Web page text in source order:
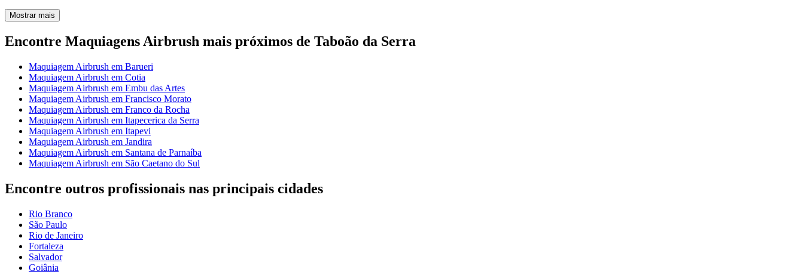
Mostrar mais
Encontre Maquiagens Airbrush mais próximos de Taboão da Serra
Maquiagem Airbrush em Barueri
Maquiagem Airbrush em Cotia
Maquiagem Airbrush em Embu das Artes
Maquiagem Airbrush em Francisco Morato
Maquiagem Airbrush em Franco da Rocha
Maquiagem Airbrush em Itapecerica da Serra
Maquiagem Airbrush em Itapevi
Maquiagem Airbrush em Jandira
Maquiagem Airbrush em Santana de Parnaíba
Maquiagem Airbrush em São Caetano do Sul
Encontre outros profissionais nas principais cidades
Rio Branco
São Paulo
Rio de Janeiro
Fortaleza
Salvador
Goiânia